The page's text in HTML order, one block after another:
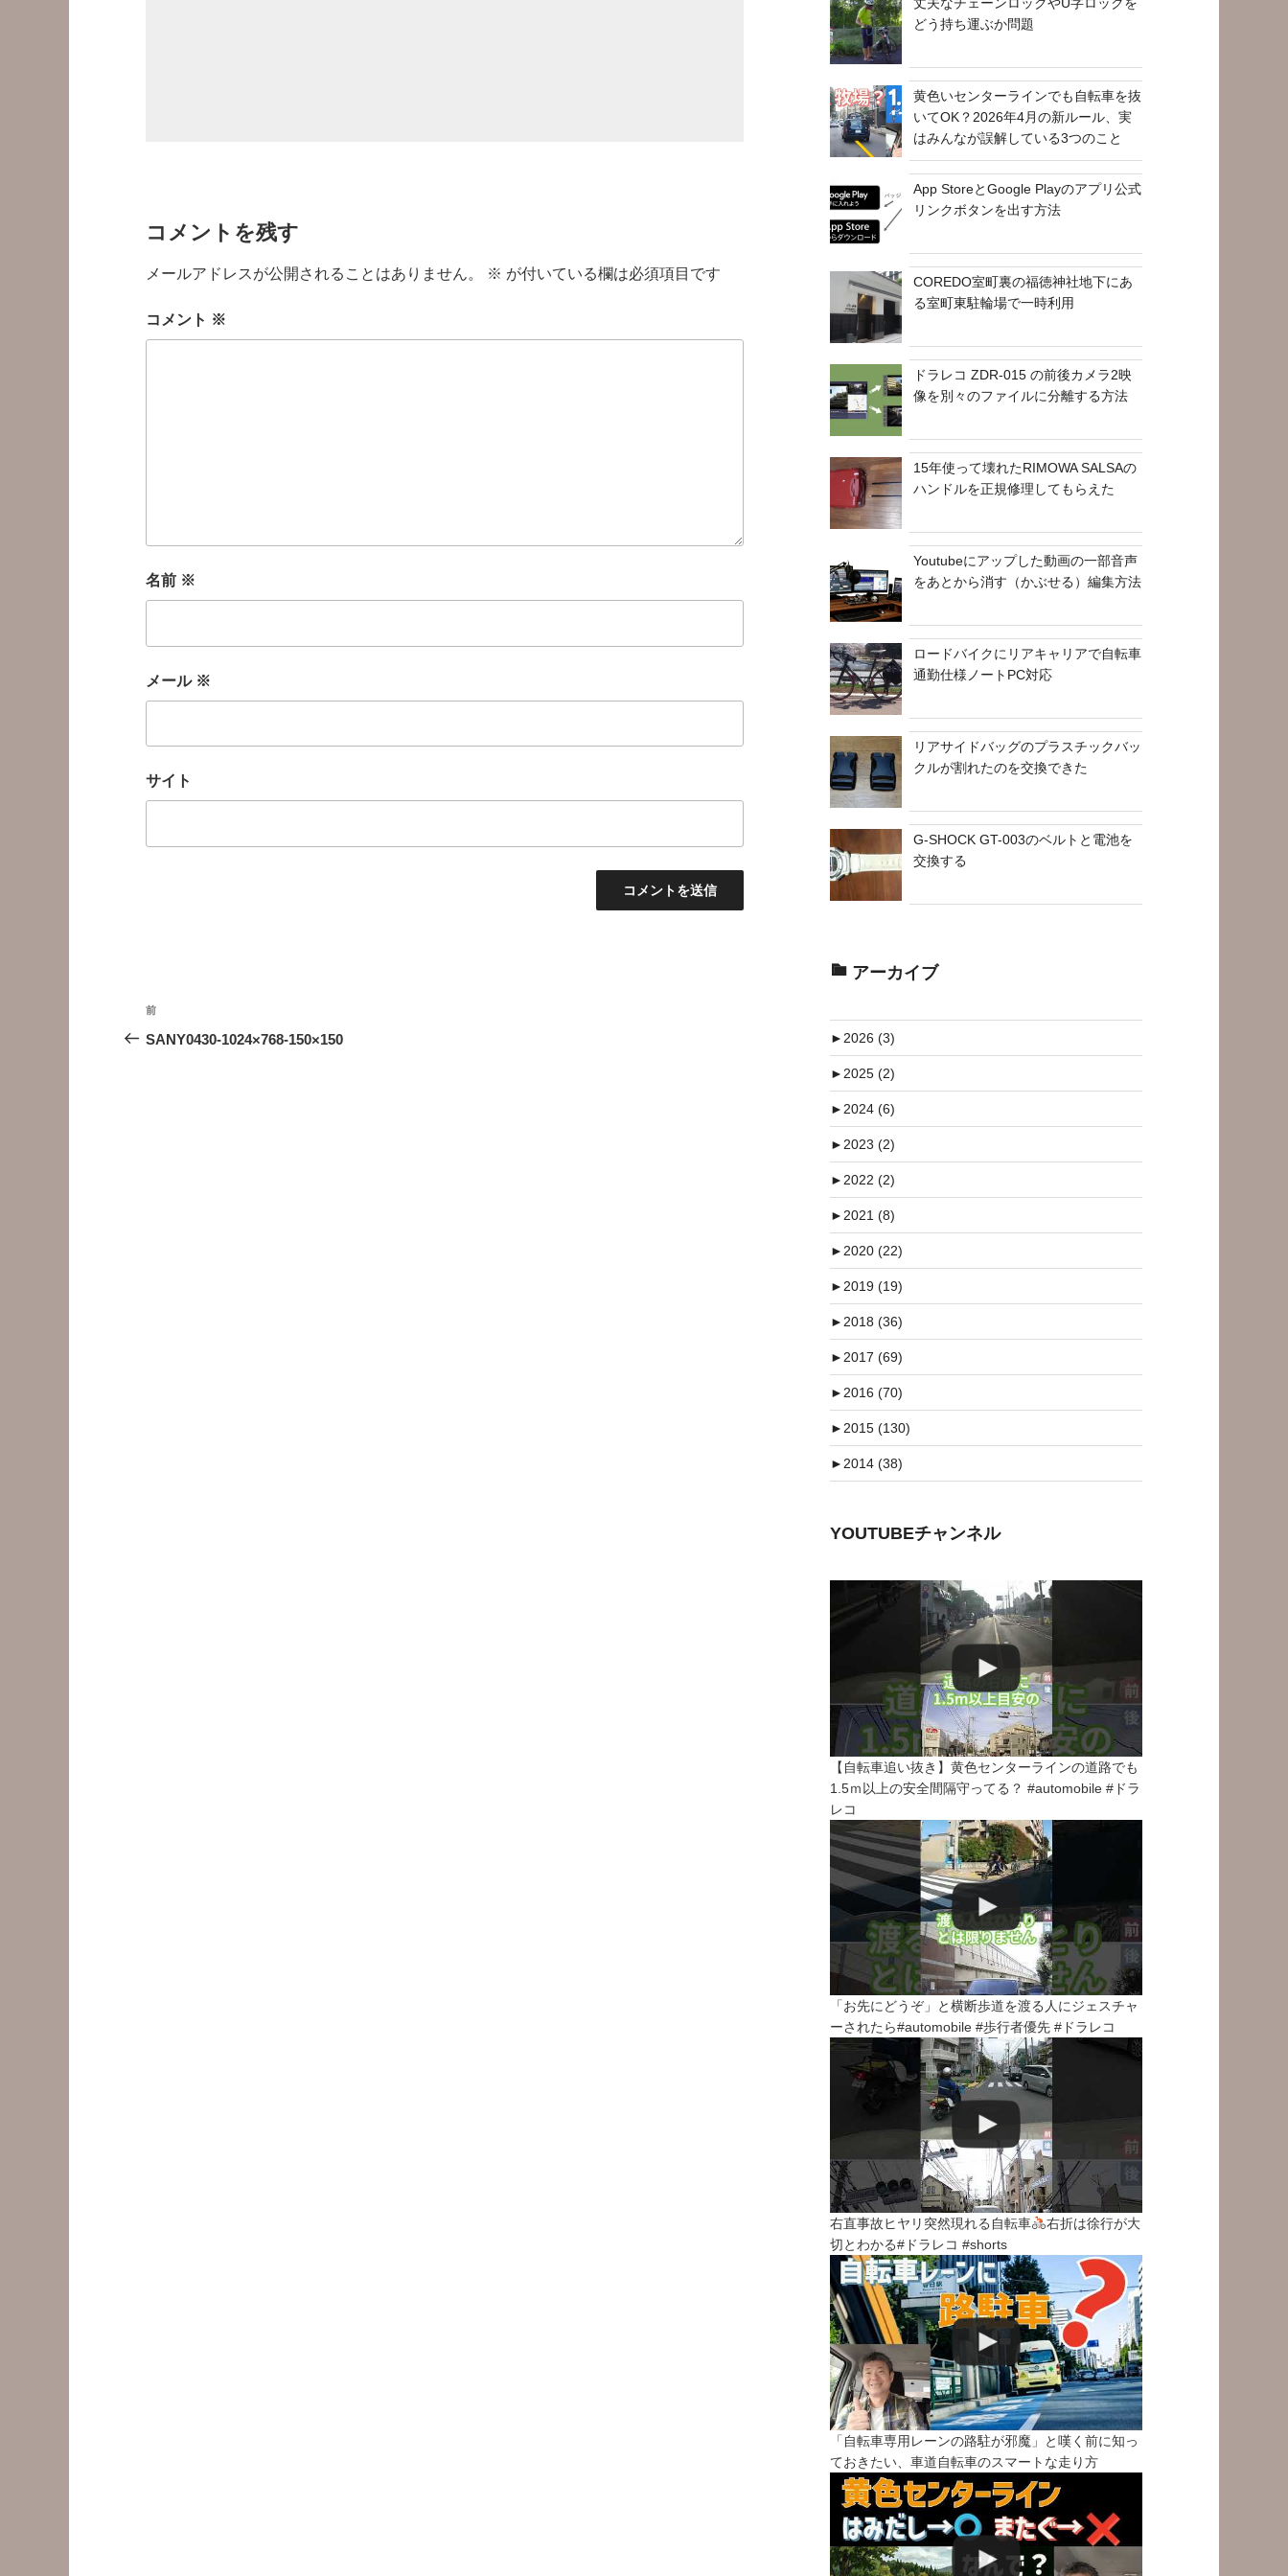
コメントを残す
メールアドレスが公開されることはありません。 ※ が付いている欄は必須項目です
コメント ※
名前 ※
メール ※
サイト
投
稿
前
の
前
SANY0430-1024×768-150×150
どう持ち運ぶか問題
黄色いセンターラインでも自転車を抜
いてOK？2026年4月の新ルール、実
はみんなが誤解している3つのこと
App StoreとGoogle Playのアプリ公式
リンクボタンを出す方法
COREDO室町裏の福徳神社地下にあ
る室町東駐輪場で一時利用
ドラレコ ZDR-015 の前後カメラ2映
像を別々のファイルに分離する方法
15年使って壊れたRIMOWA SALSAの
ハンドルを正規修理してもらえた
Youtubeにアップした動画の一部音声
をあとから消す（かぶせる）編集方法
ロードバイクにリアキャリアで自転車
通勤仕様ノートPC対応
リアサイドバッグのプラスチックバッ
クルが割れたのを交換できた
G-SHOCK GT-003のベルトと電池を
交換する
アーカイブ
►2026 (3)
►2025 (2)
►2024 (6)
►2023 (2)
►2022 (2)
►2021 (8)
►2020 (22)
►2019 (19)
►2018 (36)
►2017 (69)
►2016 (70)
►2015 (130)
►2014 (38)
YOUTUBEチャンネル
【自転車追い抜き】黄色センターラインの道路でも
1.5ｍ以上の安全間隔守ってる？ #automobile #ドラ
レコ
「お先にどうぞ」と横断歩道を渡る人にジェスチャ
ーされたら#automobile #歩行者優先 #ドラレコ
右直事故ヒヤリ突然現れる自転車
右折は徐行が大
切とわかる#ドラレコ #shorts
「自転車専用レーンの路駐が邪魔」と嘆く前に知っ
ておきたい、車道自転車のスマートな走り方